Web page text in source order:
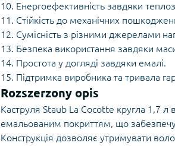
10. Енергоефективність завдяки
11. Стійкість до механічних
12. Сумісність з різними джерелами
13. Безпека використання завдяки
14. Простота у догляді завдяки емалі.
15. Підтримка виробника та тривала
Rozszerzony opis
Каструля Staub La Cocotte кругла 1,7
емальованим покриттям, що
Конструкція дозволяє утримувати